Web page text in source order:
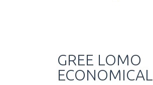
GREE LOMO
ECONOMICAL